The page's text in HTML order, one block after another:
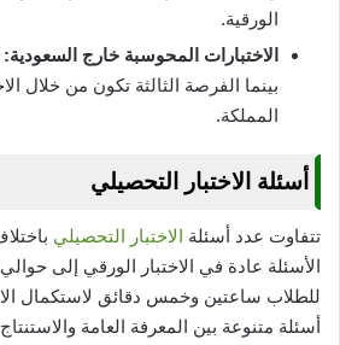
الورقية.
الاختبارات المحوسبة خارج السعودية:
بينما الفرصة الثالثة تكون من خلال
المملكة.
أسئلة الاختبار التحصيلي
تتفاوت عدد أسئلة الاختبار التحصيلي
للطلاب ساعتين وخمس دقائق لاستكمال
أسئلة متنوعة بين المعرفة العامة